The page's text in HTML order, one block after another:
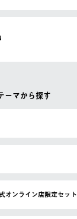
ーマから探す
オンライン店限定セット